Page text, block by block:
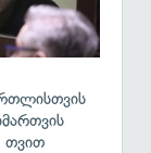
თვით